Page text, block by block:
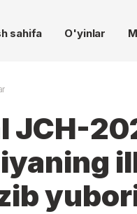
sahifa O'yinlar
JCH-